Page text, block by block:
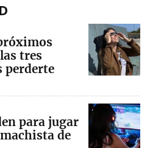
tres
perderte
para jugar
de